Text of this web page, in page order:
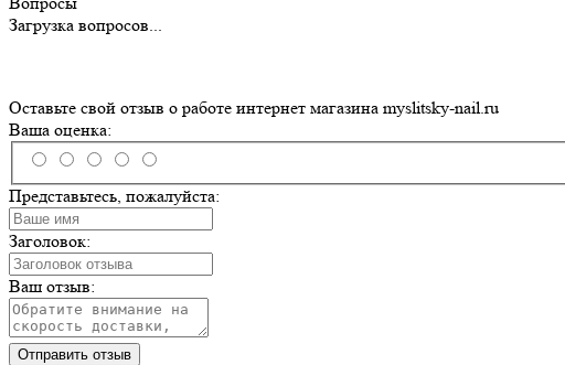
Загрузка вопросов...
Оставьте свой отзыв о работе интернет магазина myslitsky-nail.ru
Ваша оценка:
Представьтесь, пожалуйста:
Заголовок:
Ваш отзыв:
Отправить отзыв